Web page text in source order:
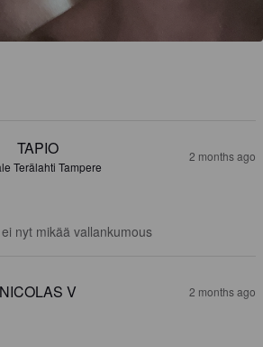
TAPIO
Terälahti Tampere
2 months ago
nyt mikää vallankumous
NICOLAS V 2 months ago